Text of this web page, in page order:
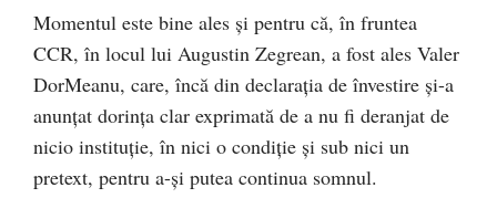
Momentul este bine ales și pentru că, în fruntea
CCR, în locul lui Augustin Zegrean, a fost ales Valer
DorMeanu, care, încă din declarația de învestire și-a
anunțat dorința clar exprimată de a nu fi deranjat de
nicio instituție, în nici o condiție și sub nici un
pretext, pentru a-și putea continua somnul.